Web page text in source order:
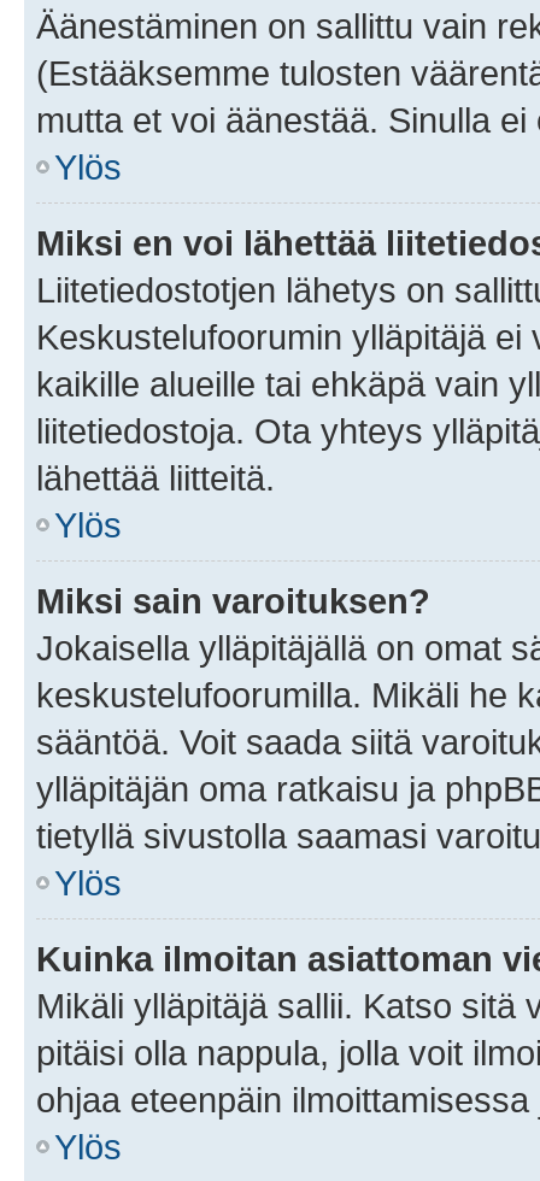
Äänestäminen on sallittu vain
(Estääksemme tulosten
mutta et voi äänestää. Sinulla
Ylös
Miksi en voi lähettää
Liitetiedostotjen lähetys on
Keskustelufoorumin ylläpitäjä
kaikille alueille tai ehkäpä vain
liitetiedostoja. Ota yhteys
lähettää liitteitä.
Ylös
Miksi sain varoituksen?
Jokaisella ylläpitäjällä on omat
keskustelufoorumilla. Mikäli he
sääntöä. Voit saada siitä
ylläpitäjän oma ratkaisu ja
tietyllä sivustolla saamasi
Ylös
Kuinka ilmoitan asiattoman
Mikäli ylläpitäjä sallii. Katso sitä
pitäisi olla nappula, jolla voit
ohjaa eteenpäin
Ylös